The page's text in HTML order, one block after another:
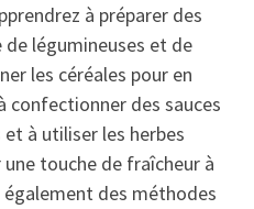
à préparer des
légumineuses et de
les céréales pour en
confectionner des sauces
à utiliser les herbes
touche de fraîcheur à
des méthodes